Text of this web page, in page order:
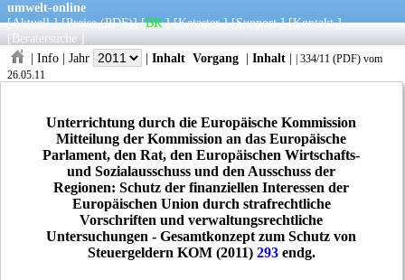
umwelt-online
[Aktuell] [Preise (PDF)] [BR] [Kataster] [Support] [Kontakt]
[ Beratersuche ]
| Info | Jahr | Inhalt Vorgang | Inhalt | 334/11 (PDF) vom
26.05.11
Unterrichtung durch die Europäische Kommission
Mitteilung der Kommission an das Europäische
Parlament, den Rat, den Europäischen Wirtschafts-
und Sozialausschuss und den Ausschuss der
Regionen: Schutz der finanziellen Interessen der
Europäischen Union durch strafrechtliche
Vorschriften und verwaltungsrechtliche
Untersuchungen - Gesamtkonzept zum Schutz von
Steuergeldern KOM (2011) 293endg.